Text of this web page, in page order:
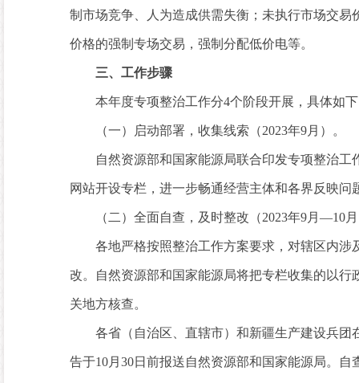
制市场竞争、人为造成供需失衡；未执行市场交
价格的强制专场交易，强制分配低价电等。
三、工作步骤
本年度专项整治工作分4个阶段开展，具体如
（一）启动部署，收集线索（2023年9月）。
自然资源部和国家能源局联合印发专项整治工
网站开设专栏，进一步畅通经营主体和各界反映
（二）全面自查，及时整改（2023年9月—10
各地严格按照整治工作方案要求，对辖区内涉
改。自然资源部和国家能源局将把专栏收集的以
关地方核查。
各省（自治区、直辖市）和新疆生产建设兵团
告于10月30日前报送自然资源部和国家能源局。